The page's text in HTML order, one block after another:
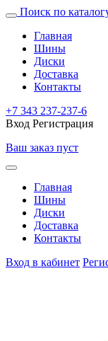
Поиск по
Главная
Шины
Диски
Доставка
Контакты
+7 343 237-237-6
Вход Регистрация
Ваш заказ пуст
Главная
Шины
Диски
Доставка
Контакты
Вход в кабинет